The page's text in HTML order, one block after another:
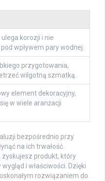
korozji i nie
wpływem pary wodnej.
przygotowania,
wilgotną szmatką.
element dekoracyjny,
w wiele aranżacji
bezpośrednio przy
na ich trwałość.
, zyskujesz produkt, który
i właściwości. Dzięki
rozwiązaniem do